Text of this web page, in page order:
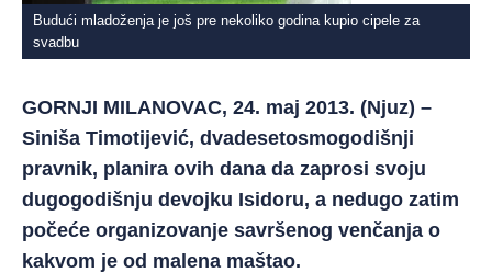
Budući mladoženja je još pre nekoliko godina kupio cipele za
svadbu
GORNJI MILANOVAC, 24. maj 2013. (Njuz) –
Siniša Timotijević, dvadesetosmogodišnji
pravnik, planira ovih dana da zaprosi svoju
dugogodišnju devojku Isidoru, a nedugo zatim
počeće organizovanje savršenog venčanja o
kakvom je od malena maštao.